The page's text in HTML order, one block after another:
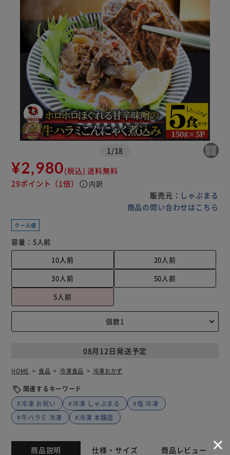
1 /18
¥2,980(税込) 送料無料
29ポイント （1倍） info 内訳
販売元： しゃぶまる
商品の問い合わせはこちら
クール便
容量： 5人前
10人前
20人前
30人前
50人前
5人前
08月12日発送予定
HOME 食品 冷凍食品 冷凍おかず
関連するキーワード
#冷凍 お祝い
#冷凍 しゃぶまる
#塩 冷凍
#牛ハラミ 冷凍
#冷凍 本醸造
商品説明 仕様・サイズ 商品レビュー